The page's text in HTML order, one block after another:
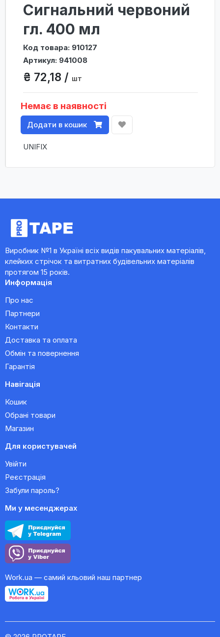
Сигнальний червоний
гл. 400 мл
Код товара: 910127
Артикул: 941008
₴ 72,18 / шт
Немає в наявності
Додати в кошик
UNIFIX
Виробник №1 в Україні всіх видів пакувальних матеріалів,
клейких стрічок та витратних будівельних матеріалів
протягом 15 років.
Информація
Про нас
Партнери
Контакти
Доставка та оплата
Обмін та повернення
Гарантія
Навігація
Кошик
Обрані товари
Магазин
Для користувачей
Увійти
Реєстрація
Забули пароль?
Ми у месенджерах
Work.ua — самий кльовий наш партнер